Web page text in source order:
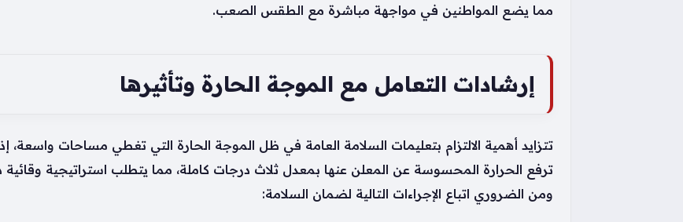
مما يضع المواطنين في مواجهة مباشرة مع الطقس الصعب.
إرشادات التعامل مع الموجة الحارة وتأثيرها
تتزايد أهمية الالتزام بتعليمات السلامة العامة في ظل الموجة الحارة التي تغطي مساحات واسعة،
ترفع الحرارة المحسوسة عن المعلن عنها بمعدل ثلاث درجات كاملة، مما يتطلب استراتيجية
ومن الضروري اتباع الإجراءات التالية لضمان السلامة: